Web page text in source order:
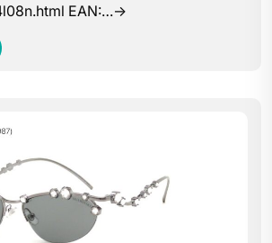
EAN:…->